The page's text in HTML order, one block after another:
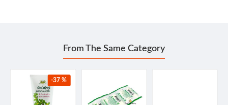
From The Same Category
-37 %